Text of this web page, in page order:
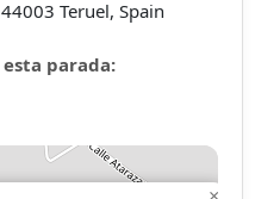
Teruel, Spain
parada: